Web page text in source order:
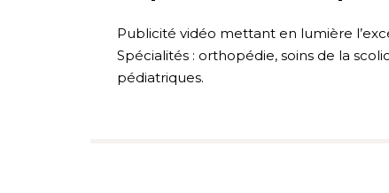
Publicité vidéo mettant en lumière
Spécialités : orthopédie, soins de la
pédiatriques.